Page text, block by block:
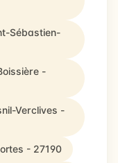
Sébastien-
-
Verclives -
- 27190